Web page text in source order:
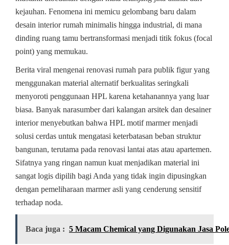
kejauhan. Fenomena ini memicu gelombang baru dalam
desain interior rumah minimalis hingga industrial, di mana
dinding ruang tamu bertransformasi menjadi titik fokus (focal
point) yang memukau.
Berita viral mengenai renovasi rumah para publik figur yang
menggunakan material alternatif berkualitas seringkali
menyoroti penggunaan HPL karena ketahanannya yang luar
biasa. Banyak narasumber dari kalangan arsitek dan desainer
interior menyebutkan bahwa HPL motif marmer menjadi
solusi cerdas untuk mengatasi keterbatasan beban struktur
bangunan, terutama pada renovasi lantai atas atau apartemen.
Sifatnya yang ringan namun kuat menjadikan material ini
sangat logis dipilih bagi Anda yang tidak ingin dipusingkan
dengan pemeliharaan marmer asli yang cenderung sensitif
terhadap noda.
Baca juga : 5 Macam Chemical yang Digunakan Jasa